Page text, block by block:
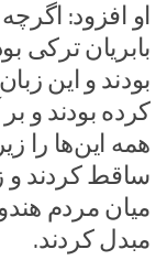
او افزود:
بابریان ترکی
بودند و این
کرده بودند و
همه این‌ها را
ساقط کردند و
میان مردم
مبدل کردند.